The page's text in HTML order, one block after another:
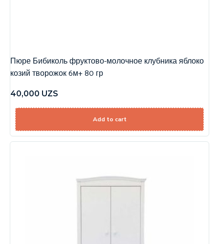
Пюре Бибиколь фруктово-молочное клубника яблоко
козий творожок 6м+ 80 гр
40,000 UZS
Add to cart